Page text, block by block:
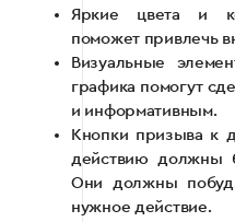
Яркие цвета и
поможет привлечь
Визуальные
графика помогут
и информативным.
Кнопки призыва к
действию должны
Они должны
нужное действие.